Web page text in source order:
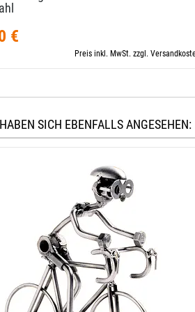
€
Preis inkl. MwSt. zzgl.
SICH EBENFALLS ANGESEHEN: